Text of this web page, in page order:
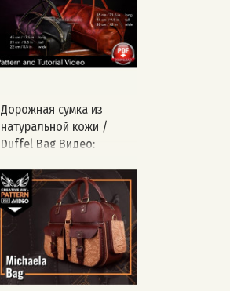
комментариях👇🏼
Дорожная сумка из
натуральной кожи /
Duffel Bag Видео:
217755034_456239115